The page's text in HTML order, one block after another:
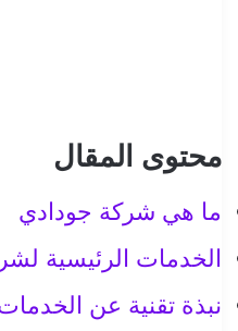
محتوى المقال
ما هي شركة جودادي
الخدمات الرئيسية
نبذة تقنية عن